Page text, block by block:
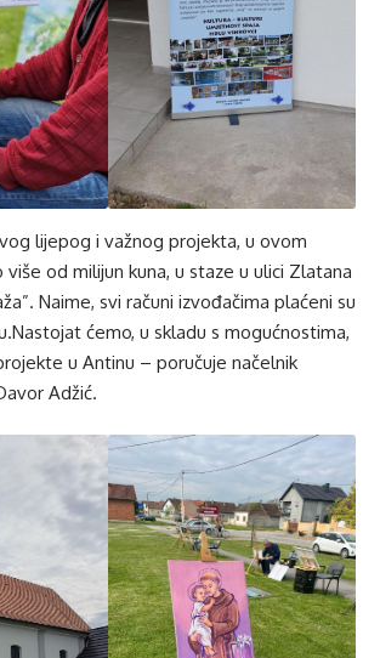
lijepog i važnog projekta, u ovom
od milijun kuna, u staze u ulici Zlatana
Naime, svi računi izvođačima plaćeni su
ćemo, u skladu s mogućnostima,
u Antinu – poručuje načelnik
Adžić.